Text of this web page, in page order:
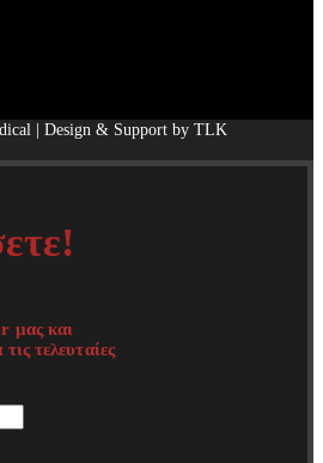
| Design & Support by TLK
μας και
τελευταίες